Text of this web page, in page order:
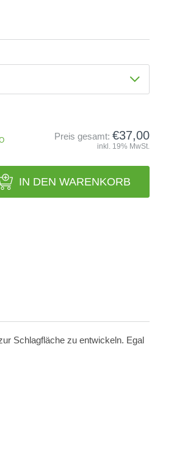
Preis gesamt: €37,00
inkl. 19% MwSt.
IN DEN WARENKORB
Schlagfläche zu entwickeln. Egal